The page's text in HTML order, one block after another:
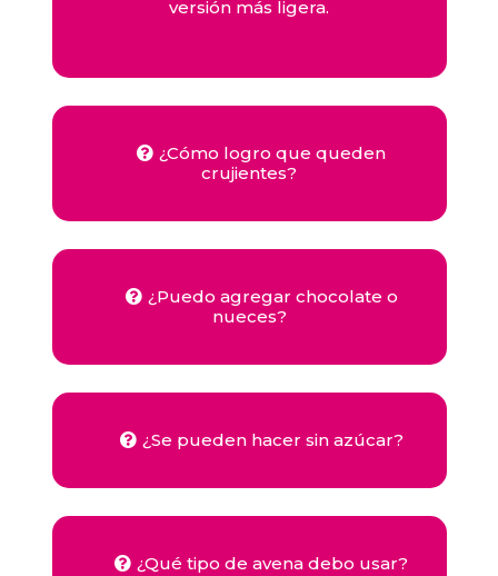
versión más ligera.
¿Cómo logro que queden
crujientes?
¿Puedo agregar chocolate o
nueces?
¿Se pueden hacer sin azúcar?
¿Qué tipo de avena debo usar?